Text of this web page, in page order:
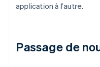
application à l'autre.
Passage de